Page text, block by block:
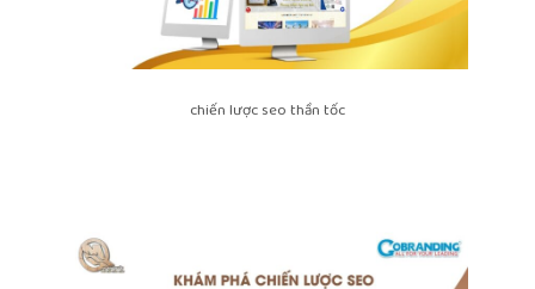
chiến lược seo thần tốc